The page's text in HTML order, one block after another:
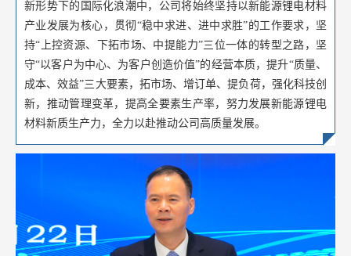
新形势下的国际化浪潮中，公司将始终坚持以新能源锂电材料
产业发展为核心，贯彻“稳中求进、进中求胜”的工作要求，坚
持“上控资源、下拓市场、中提能力”三位一体的转型之路，坚
守“以客户为中心、为客户创造价值”的经营本质，提升“质量、
成本、效益”三大要素，拓市场、增订单、提负荷，强化科技创
新，推动管理变革，提高全要素生产率，努力发展新能源锂电
材料新质生产力，全力以赴推动公司高质量发展。